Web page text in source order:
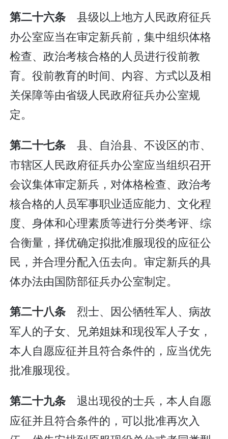
第二十六条 县级以上地方人民政府征兵
办公室应当在审定新兵前，集中组织体格
检查、政治考核合格的人员进行役前教
育。役前教育的时间、内容、方式以及相
关保障等由省级人民政府征兵办公室规
定。
第二十七条 县、自治县、不设区的市、
市辖区人民政府征兵办公室应当组织召开
会议集体审定新兵，对体格检查、政治考
核合格的人员军事职业适应能力、文化程
度、身体和心理素质等进行分类考评、综
合衡量，择优确定拟批准服现役的应征公
民，并合理分配入伍去向。审定新兵的具
体办法由国防部征兵办公室制定。
第二十八条 烈士、因公牺牲军人、病故
军人的子女、兄弟姐妹和现役军人子女，
本人自愿应征并且符合条件的，应当优先
批准服现役。
第二十九条 退出现役的士兵，本人自愿
应征并且符合条件的，可以批准再次入